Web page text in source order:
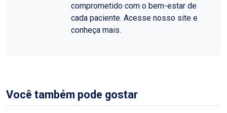
comprometido com o bem-estar de
cada paciente. Acesse nosso site e
conheça mais.
Você também pode gostar